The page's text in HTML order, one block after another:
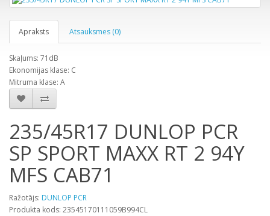
Apraksts Atsauksmes (0)
Skaļums: 71dB
Ekonomijas klase: C
Mitruma klase: A
235/45R17 DUNLOP PCR
SP SPORT MAXX RT 2 94Y
MFS CAB71
Ražotājs: DUNLOP PCR
Produkta kods: 23545170111059B994CL